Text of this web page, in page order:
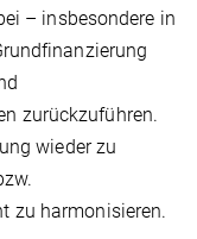
– insbesondere in
zurückzuführen.
wieder zu
zu harmonisieren.